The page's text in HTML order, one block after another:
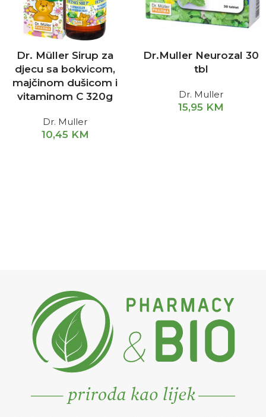
Dr. Müller Sirup za
djecu sa bokvicom,
majčinom dušicom i
vitaminom C 320g
Dr. Muller
10,45 KM
Dr.Muller Neurozal 30
tbl
Dr. Muller
15,95 KM